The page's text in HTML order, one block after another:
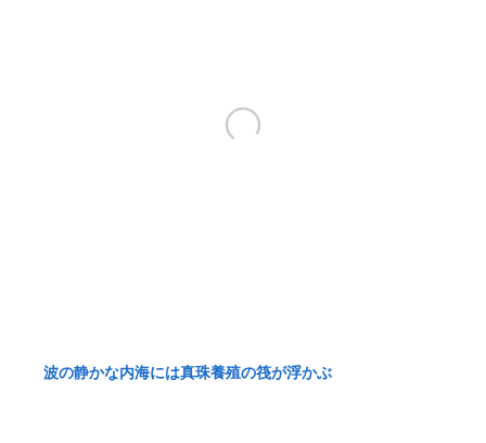
波の静かな内海には真珠養殖の筏が浮かぶ